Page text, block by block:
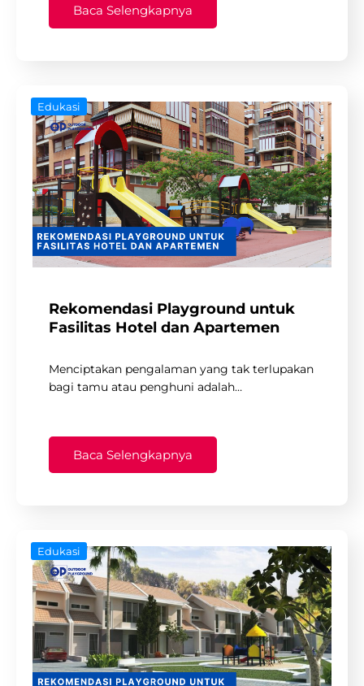
Baca Selengkapnya
Edukasi
Rekomendasi Playground untuk
Fasilitas Hotel dan Apartemen
Menciptakan pengalaman yang tak terlupakan
bagi tamu atau penghuni adalah…
Baca Selengkapnya
Edukasi